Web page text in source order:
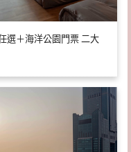
選＋海洋公園門票 二大